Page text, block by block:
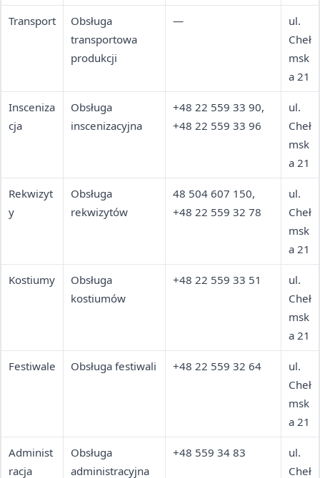
Transport
Obsługa
transportowa
produkcji
—
ul.
Cheł
msk
a 21
Insceniza
cja
Obsługa
inscenizacyjna
+48 22 559 33 90,
+48 22 559 33 96
ul.
Cheł
msk
a 21
Rekwizyt
y
Obsługa
rekwizytów
48 504 607 150,
+48 22 559 32 78
ul.
Cheł
msk
a 21
Kostiumy
Obsługa
kostiumów
+48 22 559 33 51
ul.
Cheł
msk
a 21
Festiwale Obsługa festiwali +48 22 559 32 64
ul.
Cheł
msk
a 21
Administ
racja
Obsługa
administracyjna
+48 559 34 83
ul.
Cheł